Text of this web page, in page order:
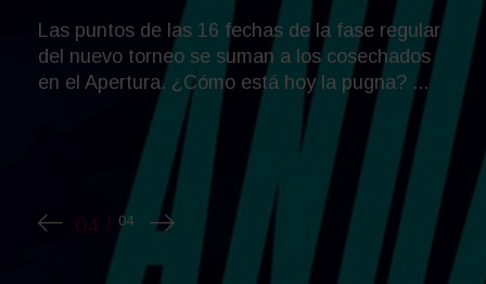
El nuevo refuerzo de Boca aterrizará este fin
de semana en el país e inmediatamente se
hará la revisión médica, firmará su contrato y
se sumará al plantel....